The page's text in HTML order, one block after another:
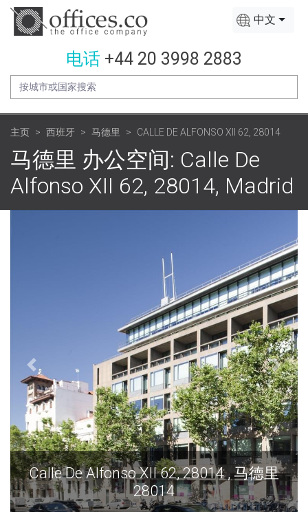
中文
电话 +44 20 3998 2883
主页 西班牙 马德里 CALLE DE ALFONSO XII 62, 28014
马德里 办公空间: Calle De
Alfonso XII 62, 28014, Madrid
Calle De Alfonso XII 62, 28014 , 马德里
28014